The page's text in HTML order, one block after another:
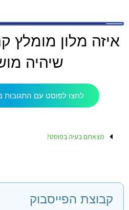
איזה מלון מומלץ
שיהיה
לחצו לפוסט עם התגובות
מצאתם בעיה בפוסט?
קבוצת הפייסבוק